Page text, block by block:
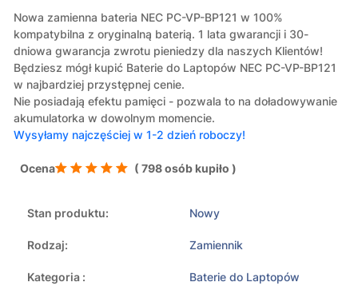
Nowa zamienna bateria NEC PC-VP-BP121 w 100%
kompatybilna z oryginalną baterią. 1 lata gwarancji i 30-
dniowa gwarancja zwrotu pieniedzy dla naszych Klientów!
Będziesz mógł kupić Baterie do Laptopów NEC PC-VP-BP121
w najbardziej przystępnej cenie.
Nie posiadają efektu pamięci - pozwala to na doładowywanie
akumulatorka w dowolnym momencie.
Wysyłamy najczęściej w 1-2 dzień roboczy!
Ocena ( 798 osób kupiło )
Stan produktu: Nowy
Rodzaj: Zamiennik
Kategoria : Baterie do Laptopów